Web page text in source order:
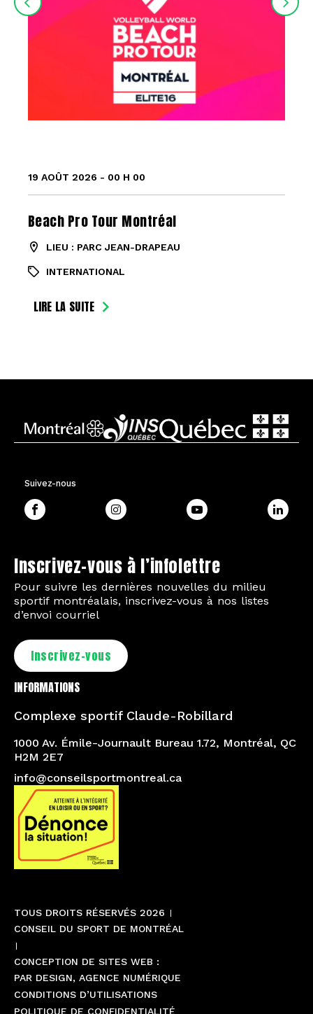
19 AOÛT 2026 - 00 H 00
Beach Pro Tour Montréal
LIEU : PARC JEAN-DRAPEAU
INTERNATIONAL
LIRE LA SUITE
Suivez-nous
Inscrivez-vous à l’infolettre
Pour suivre les dernières nouvelles du milieu
sportif montréalais, inscrivez-vous à nos listes
d’envoi courriel
Inscrivez-vous
INFORMATIONS
Complexe sportif Claude-Robillard
1000 Av. Émile-Journault Bureau 1.72, Montréal, QC
H2M 2E7
info@conseilsportmontreal.ca
TOUS DROITS RÉSERVÉS 2026
CONSEIL DU SPORT DE MONTRÉAL
CONCEPTION DE SITES WEB :
PAR DESIGN, AGENCE NUMÉRIQUE
CONDITIONS D’UTILISATIONS
POLITIQUE DE CONFIDENTIALITÉ